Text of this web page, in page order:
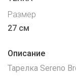
Размер
27 см
Описание
Тарелка Sereno